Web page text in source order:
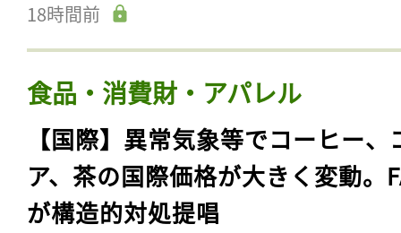
18時間前
食品・消費財・アパレル
【国際】異常気象等でコーヒー、
ア、茶の国際価格が大きく変動。
が構造的対処提唱